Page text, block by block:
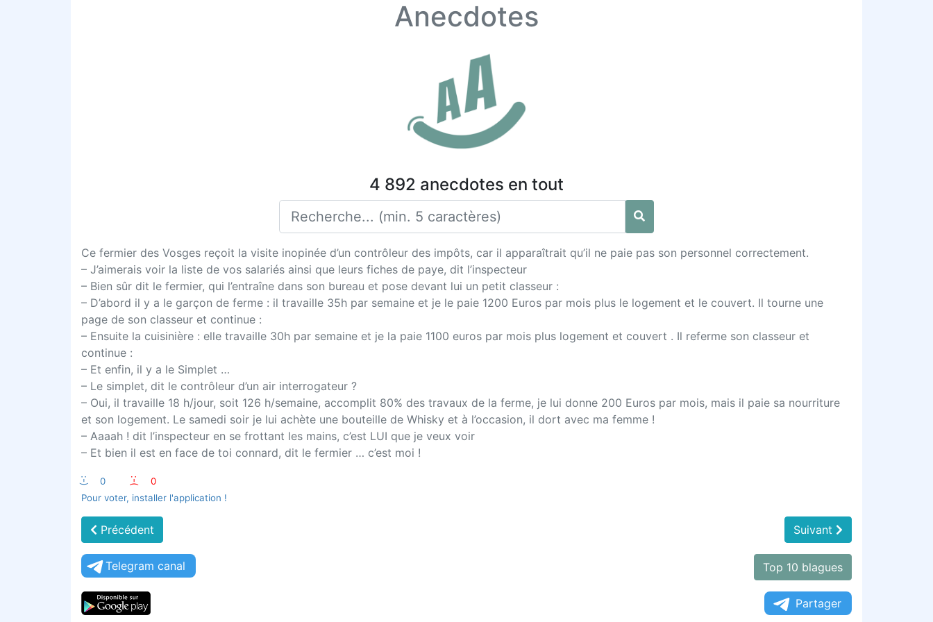
Anecdotes
4 892 anecdotes en tout
Ce fermier des Vosges reçoit la visite inopinée d’un contrôleur des impôts, car il apparaîtrait qu’il ne paie pas son personnel correctement.
– J’aimerais voir la liste de vos salariés ainsi que leurs fiches de paye, dit l’inspecteur
– Bien sûr dit le fermier, qui l’entraîne dans son bureau et pose devant lui un petit classeur :
– D’abord il y a le garçon de ferme : il travaille 35h par semaine et je le paie 1200 Euros par mois plus le logement et le couvert. Il tourne une
page de son classeur et continue :
– Ensuite la cuisinière : elle travaille 30h par semaine et je la paie 1100 euros par mois plus logement et couvert . Il referme son classeur et
continue :
– Et enfin, il y a le Simplet …
– Le simplet, dit le contrôleur d’un air interrogateur ?
– Oui, il travaille 18 h/jour, soit 126 h/semaine, accomplit 80% des travaux de la ferme, je lui donne 200 Euros par mois, mais il paie sa nourriture
et son logement. Le samedi soir je lui achète une bouteille de Whisky et à l’occasion, il dort avec ma femme !
– Aaaah ! dit l’inspecteur en se frottant les mains, c’est LUI que je veux voir
– Et bien il est en face de toi connard, dit le fermier … c’est moi !
:-) 0 :-(
0
Pour voter, installer l'application !
Précédent Suivant
Telegram canal Top 10 blagues
Partager